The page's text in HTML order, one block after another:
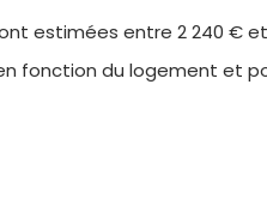
estimées entre 2 240 €
fonction du logement et